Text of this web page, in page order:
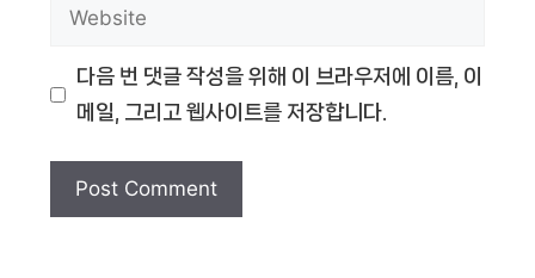
Website
다음 번 댓글 작성을 위해 이 브라우저에 이름, 이
메일, 그리고 웹사이트를 저장합니다.